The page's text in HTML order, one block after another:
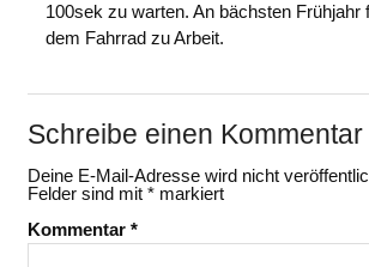
100sek zu warten. An bächsten Frühjahr
dem Fahrrad zu Arbeit.
Schreibe einen Kommentar
Deine E-Mail-Adresse wird nicht
Felder sind mit *markiert
Kommentar *